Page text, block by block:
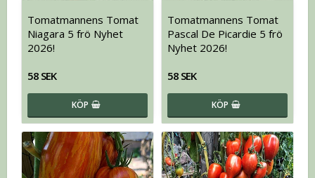
Tomatmannens Tomat
Niagara 5 frö Nyhet
2026!
58 SEK
KÖP
Tomatmannens Tomat
Pascal De Picardie 5 frö
Nyhet 2026!
58 SEK
KÖP